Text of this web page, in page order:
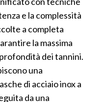
e la complessità
a completa
la massima
dei tannini.
una
di acciaio inox a
da una